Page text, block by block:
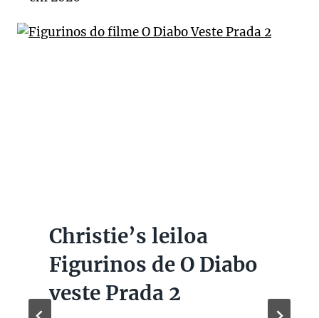
Christie’s leiloa
Figurinos de O Diabo
veste Prada 2